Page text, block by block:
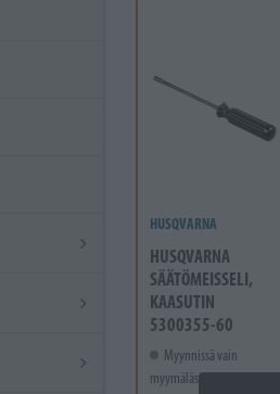
HUSQVARNA
HUSQVARNA
SÄÄTÖMEISSELI,
KAASUTIN
5300355-60
Myynnissä vain
myymälässä.